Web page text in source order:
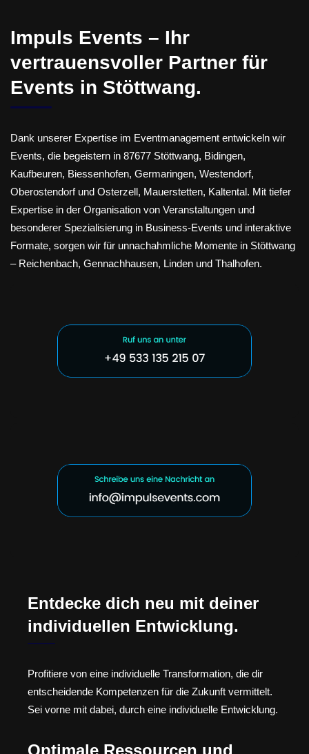
Impuls Events – Ihr
vertrauensvoller Partner für
Events in Stöttwang.
Dank unserer Expertise im Eventmanagement entwickeln wir
Events, die begeistern in 87677 Stöttwang, Bidingen,
Kaufbeuren, Biessenhofen, Germaringen, Westendorf,
Oberostendorf und Osterzell, Mauerstetten, Kaltental. Mit tiefer
Expertise in der Organisation von Veranstaltungen und
besonderer Spezialisierung in Business-Events und interaktive
Formate, sorgen wir für unnachahmliche Momente in Stöttwang
– Reichenbach, Gennachhausen, Linden und Thalhofen.
Entdecke dich neu mit deiner
individuellen Entwicklung.
Profitiere von eine individuelle Transformation, die dir
entscheidende Kompetenzen für die Zukunft vermittelt.
Sei vorne mit dabei, durch eine individuelle Entwicklung.
Optimale Ressourcen und